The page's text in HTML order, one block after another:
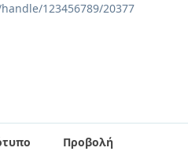
123456789/20377
Προβολή